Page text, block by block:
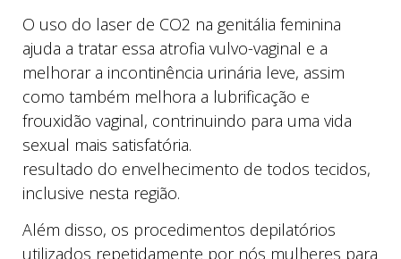
O uso do laser de CO2 na genitália feminina
ajuda a tratar essa atrofia vulvo-vaginal e a
melhorar a incontinência urinária leve, assim
como também melhora a lubrificação e
frouxidão vaginal, contrinuindo para uma vida
sexual mais satisfatória.
resultado do envelhecimento de todos tecidos,
inclusive nesta região.
Além disso, os procedimentos depilatórios
utilizados repetidamente por nós mulheres para